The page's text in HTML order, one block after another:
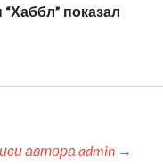
показал
автора admin →